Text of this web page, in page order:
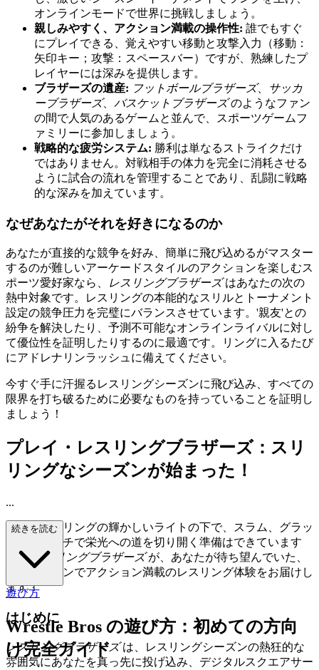
オンラインモードで世界に挑戦しましょう。
親しみやすく、アクション満載の操作性: 誰でもすぐ
にプレイできる、覚えやすい移動と攻撃入力（移動：
矢印キー；攻撃：スペースバー）ですが、熟練したプ
レイヤーには深みを提供します。
ブラザーズの遺産: フットボールブラザーズ、
サッカ
ーブラザーズ、 バスケットブラザーズのようなファン
の間で人気のあるゲームと並んで、スポーツゲームフ
ァミリーに参加しましょう。
戦略的な疲労システム: 勝利は単なるストライクだけ
ではありません。対戦相手の体力を完全に消耗させる
ように試合の流れを管理することであり、乱闘に戦略
的な深みを加えています。
なぜあなたがそれを好きになるのか
あなたが直接的な競争を好み、簡単に飛び込めるがマスター
するのが難しいアーケードスタイルのアクションを楽しむス
ポーツ愛好家なら、
レスリングブラザーズはあなたの次の
熱中対象です。レスリングの本能的なスリルとトーナメント
設定の競争圧力を完璧にバランスさせています。'親友'との
紛争を解決したり、予測不可能なオンラインライバルに対し
て優位性を証明したりするのに最適です。リングに入るたび
にアドレナリンラッシュに備えてください。
今すぐ手に汗握るレスリングシーズンに飛び込み、すべての
限界を打ち破るために必要なものを持っていることを証明し
ましょう！
プレイ・レスリングブラザーズ：スリ
リングなシーズンが始まった！
...
バーチャルリングの輝かしいライトの下で、スラム、グラッ
プル、パンチで栄光への道を切り開く準備はできています
か？ レスリングブラザーズが、あなたが待ち望んでいた、
ハイオクタンでアクション満載のレスリング体験をお届けし
ます！
はじめに
レスリングブラザーズは、レスリングシーズンの熱狂的な
雰囲気にあなたを真っ先に投げ込み、デジタルスクエアサー
続きを読む
遊び方
Wrestle Bros の遊び方：初めての方向
け完全ガイド